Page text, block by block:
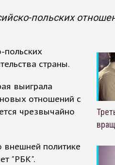
польских
польских
страны.
выиграла
отношений с
чрезвычайно
внешней политике
"РБК".